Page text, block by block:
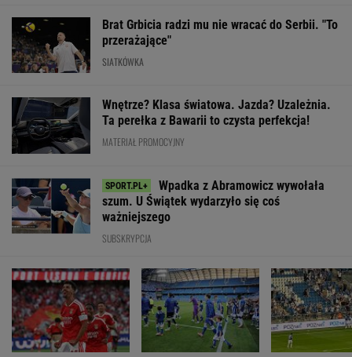
Brat Grbicia radzi mu nie wracać do Serbii. "To
przerażające"
SIATKÓWKA
Wnętrze? Klasa światowa. Jazda? Uzależnia.
Ta perełka z Bawarii to czysta perfekcja!
MATERIAŁ PROMOCYJNY
Wpadka z Abramowicz wywołała
szum. U Świątek wydarzyło się coś
ważniejszego
SUBSKRYPCJA